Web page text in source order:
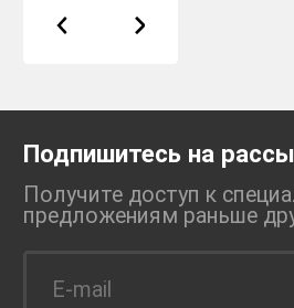
Подпишитесь на
Получите доступ к
предложениям раньше